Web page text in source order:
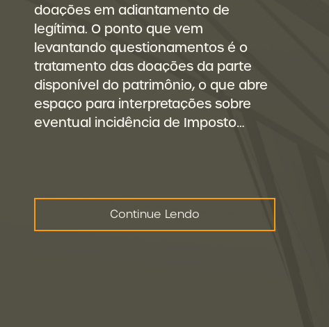
doações em adiantamento de
legítima. O ponto que vem
levantando questionamentos é o
tratamento das doações da parte
disponível do patrimônio, o que abre
espaço para interpretações sobre
eventual incidência de Imposto…
Continue Lendo